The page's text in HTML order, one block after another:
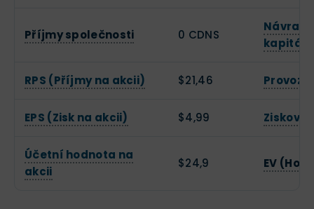
Příjmy společnosti 0 CDNS
kapitálu
RPS (Příjmy na akcii) $21,46
EPS (Zisk na akcii) $4,99 Zisková
Účetní hodnota na
akcii
$24,9 EV